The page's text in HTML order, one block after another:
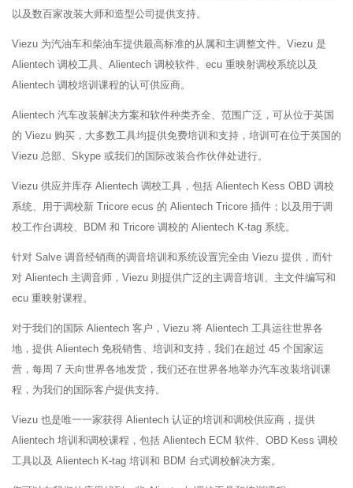
以及数百家改装大师和造型公司提供支持。
Viezu 为汽油车和柴油车提供最高标准的从属和主调整文件。Viezu 是
Alientech 调校工具、Alientech 调校软件、ecu 重映射调校系统以及
Alientech 调校培训课程的认可供应商。
Alientech 汽车改装解决方案和软件种类齐全、范围广泛，可从位于英国
的 Viezu 购买，大多数工具均提供免费培训和支持，培训可在位于英国的
Viezu 总部、Skype 或我们的国际改装合作伙伴处进行。
Viezu 供应并库存 Alientech 调校工具，包括 Alientech Kess OBD 调校
系统、用于调校新 Tricore ecus 的 Alientech Tricore 插件；以及用于调
校工作台调校、BDM 和 Tricore 调校的 Alientech K-tag 系统。
针对 Salve 调音经销商的调音培训和系统设置完全由 Viezu 提供，而针
对 Alientech 主调音师，Viezu 则提供广泛的主调音培训、主文件编写和
ecu 重映射课程。
对于我们的国际 Alientech 客户，Viezu 将 Alientech 工具运往世界各
地，提供 Alientech 免税销售、培训和支持，我们在超过 45 个国家运
营，每周 7 天向世界各地发货，我们还在世界各地举办汽车改装培训课
程，为我们的国际客户提供支持。
Viezu 也是唯一一家获得 Alientech 认证的培训和调校供应商，提供
Alientech 培训和调校课程，包括 Alientech ECM 软件、OBD Kess 调校
工具以及 Alientech K-tag 培训和 BDM 台式调校解决方案。